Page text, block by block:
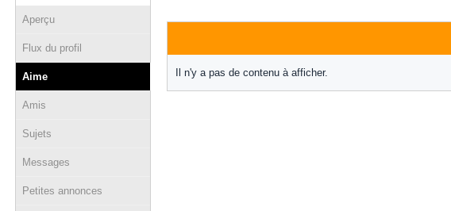
Aperçu
Flux du profil
Aime
Amis
Sujets
Messages
Petites annonces
Il n'y a pas de contenu à afficher.